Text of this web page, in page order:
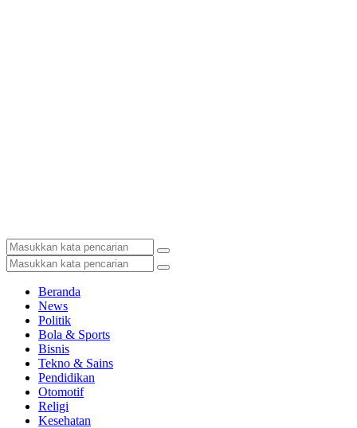
Beranda
News
Politik
Bola & Sports
Bisnis
Tekno & Sains
Pendidikan
Otomotif
Religi
Kesehatan